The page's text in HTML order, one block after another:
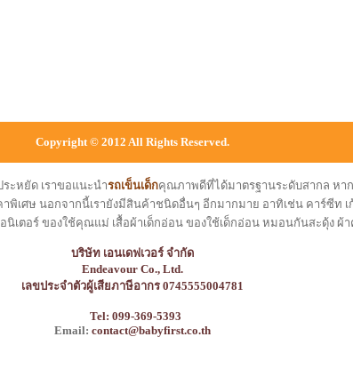
Copyright © 2012 All Rights Reserved.
ะหยัด เราขอแนะนำรถเข็นเด็กคุณภาพดีที่ได้มาตรฐานระดับสากล หา
พิเศษ นอกจากนี้เรายังมีสินค้าชนิดอื่นๆ อีกมากมาย อาทิเช่น คาร์ซีท เ
นิเตอร์ ของใช้คุณแม่ เสื้อผ้าเด็กอ่อน ของใช้เด็กอ่อน หมอนกันสะดุ้ง ผ้
บริษัท เอนเดฟเวอร์ จำกัด
Endeavour Co., Ltd.
เลขประจำตัวผู้เสียภาษีอากร 0745555004781
Tel: 099-369-5393
Email: contact@babyfirst.co.th